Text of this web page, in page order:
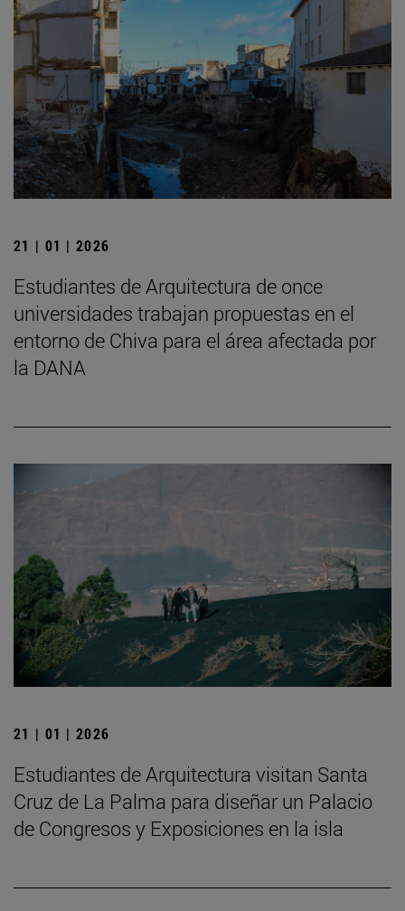
21 | 01 | 2026
Estudiantes de Arquitectura de once
universidades trabajan propuestas en el
entorno de Chiva para el área afectada por
la DANA
21 | 01 | 2026
Estudiantes de Arquitectura visitan Santa
Cruz de La Palma para diseñar un Palacio
de Congresos y Exposiciones en la isla